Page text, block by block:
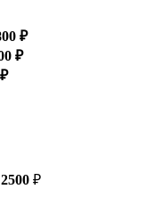
₽
₽
2500 ₽